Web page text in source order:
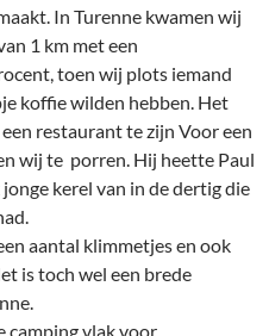
In Turenne kwamen wij
1 km met een
toen wij plots iemand
koffie wilden hebben. Het
restaurant te zijn Voor een
wij te porren. Hij heette Paul
kerel van in de dertig die
aantal klimmetjes en ook
is toch wel een brede
camping vlak voor